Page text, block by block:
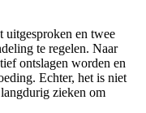
uitgesproken en twee
te regelen. Naar
ontslagen worden en
Echter, het is niet
zieken om